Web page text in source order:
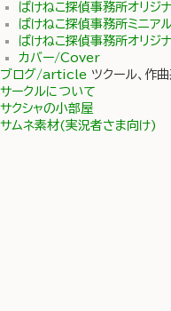
ばけねこ探偵事務所オリジ
ばけねこ探偵事務所ミニア
ばけねこ探偵事務所オリジ
カバー/Cover
ブログ/article ツクール、作
サークルについて
サクシャの小部屋
サムネ素材(実況者さま向け)